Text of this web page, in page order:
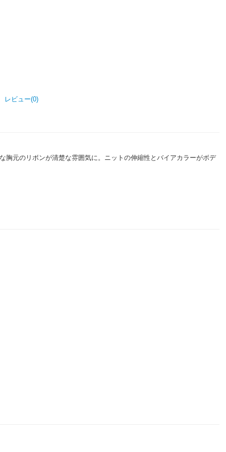
レビュー(0)
元のリボンが清楚な雰囲気に。ニットの伸縮性とバイアカラーがボデ